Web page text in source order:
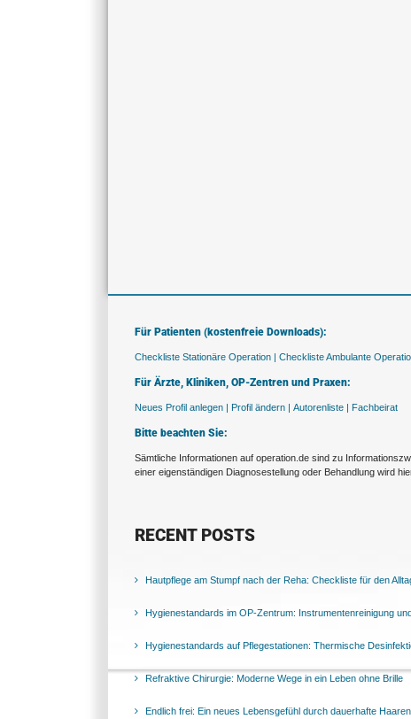
Für Patienten (kostenfreie Downloads):
Checkliste Stationäre Operation | Checkliste Ambulante
Für Ärzte, Kliniken, OP-Zentren und Praxen:
Neues Profil anlegen | Profil ändern | Autorenliste | Fachbeirat
Bitte beachten Sie:
Sämtliche Informationen auf operation.de sind zu
einer eigenständigen Diagnosestellung oder Behandlung wird
RECENT POSTS
Hautpflege am Stumpf nach der Reha: Checkliste für den
Hygienestandards im OP-Zentrum: Instrumentenreinigung
Hygienestandards auf Pflegestationen: Thermische
Refraktive Chirurgie: Moderne Wege in ein Leben ohne Brille
Endlich frei: Ein neues Lebensgefühl durch dauerhafte